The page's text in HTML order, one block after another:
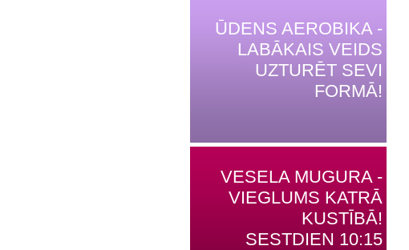
ŪDENS AEROBIKA -
LABĀKAIS VEIDS
UZTURĒT SEVI
FORMĀ!
VESELA MUGURA -
VIEGLUMS KATRĀ
KUSTĪBĀ!
SESTDIEN 10:15